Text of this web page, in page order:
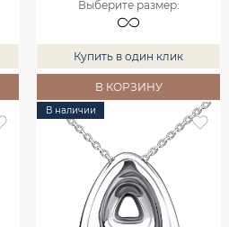
Выберите размер:
Купить в один клик
В КОРЗИНУ
В наличии